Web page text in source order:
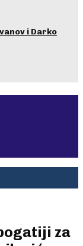
i Darko
za